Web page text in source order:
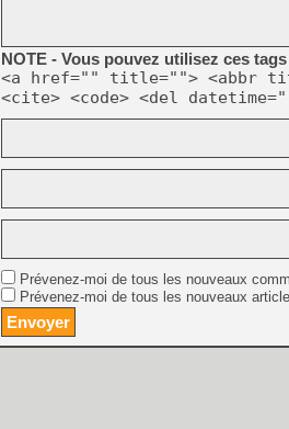
NOTE - Vous pouvez utilisez ces
<a href="" title=""> <abbr
<cite> <code> <del
Prévenez-moi de tous les nouveaux
Prévenez-moi de tous les nouveaux